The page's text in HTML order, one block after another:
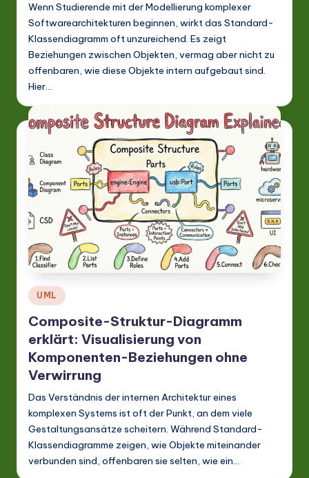
Wenn Studierende mit der Modellierung komplexer
Softwarearchitekturen beginnen, wirkt das Standard-
Klassendiagramm oft unzureichend. Es zeigt
Beziehungen zwischen Objekten, vermag aber nicht zu
offenbaren, wie diese Objekte intern aufgebaut sind.
Hier…
Posted
in
UML
Composite-Struktur-Diagramm
erklärt: Visualisierung von
Komponenten-Beziehungen ohne
Verwirrung
Das Verständnis der internen Architektur eines
komplexen Systems ist oft der Punkt, an dem viele
Gestaltungsansätze scheitern. Während Standard-
Klassendiagramme zeigen, wie Objekte miteinander
verbunden sind, offenbaren sie selten, wie ein…